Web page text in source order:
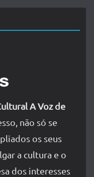
A Voz de
não só se
os seus
a cultura e o
dos interesses